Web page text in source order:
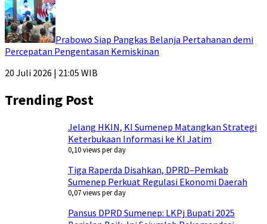
Prabowo Siap Pangkas Belanja Pertahanan demi
Percepatan Pengentasan Kemiskinan
20 Juli 2026 | 21:05 WIB
Trending Post
Jelang HKIN, KI Sumenep Matangkan Strategi
Keterbukaan Informasi ke KI Jatim
0,10 views per day
Tiga Raperda Disahkan, DPRD–Pemkab
Sumenep Perkuat Regulasi Ekonomi Daerah
0,07 views per day
Pansus DPRD Sumenep: LKPj Bupati 2025